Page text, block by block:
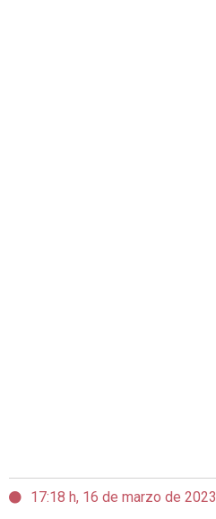
17:18 h, 16 de marzo de 2023